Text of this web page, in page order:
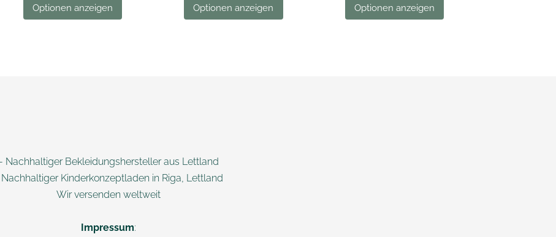
Optionen anzeigen Optionen anzeigen Optionen anzeigen
- Nachhaltiger Bekleidungshersteller aus Lettland
Kinderkonzeptladen in Riga, Lettland
Wir versenden weltweit
Impressum: